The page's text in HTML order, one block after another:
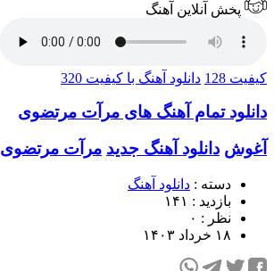
پخش آنلاین آهنگ
کیفیت 128
دانلود آهنگ با کیفیت 320
دانلود تمام آهنگ های مرآت مرتضوی
آغوش دانلود آهنگ جدید مرآت مرتضوی
دسته : دانلود آهنگ
بازدید : ۱۴۱
نظر : ۰
۱۸ خرداد ۱۴۰۳